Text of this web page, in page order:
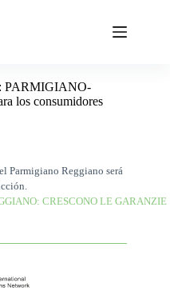
PARMIGIANO-
los consumidores
Parmigiano Reggiano será
CRESCONO LE GARANZIE